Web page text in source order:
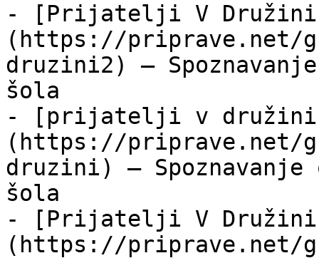
- [Prijatelji V
(https://
druzini2) —
šola
- [prijatelji v
(https://
druzini) —
šola
- [Prijatelji V
(https://